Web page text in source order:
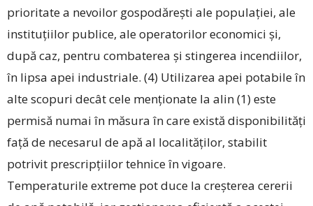
prioritate a nevoilor gospodărești ale populației, ale
instituțiilor publice, ale operatorilor economici și,
după caz, pentru combaterea și stingerea incendiilor,
în lipsa apei industriale. (4) Utilizarea apei potabile în
alte scopuri decât cele menționate la alin (1) este
permisă numai în măsura în care există disponibilități
față de necesarul de apă al localităților, stabilit
potrivit prescripțiilor tehnice în vigoare.
Temperaturile extreme pot duce la creșterea cererii